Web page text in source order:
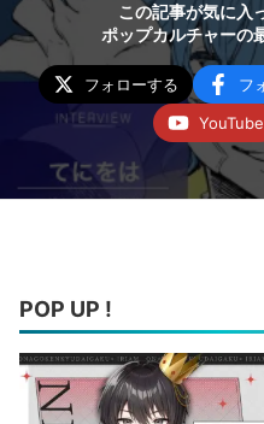
この記事が気に入
ポップカルチャーの
フォローする フ
YouTube
POP UP !